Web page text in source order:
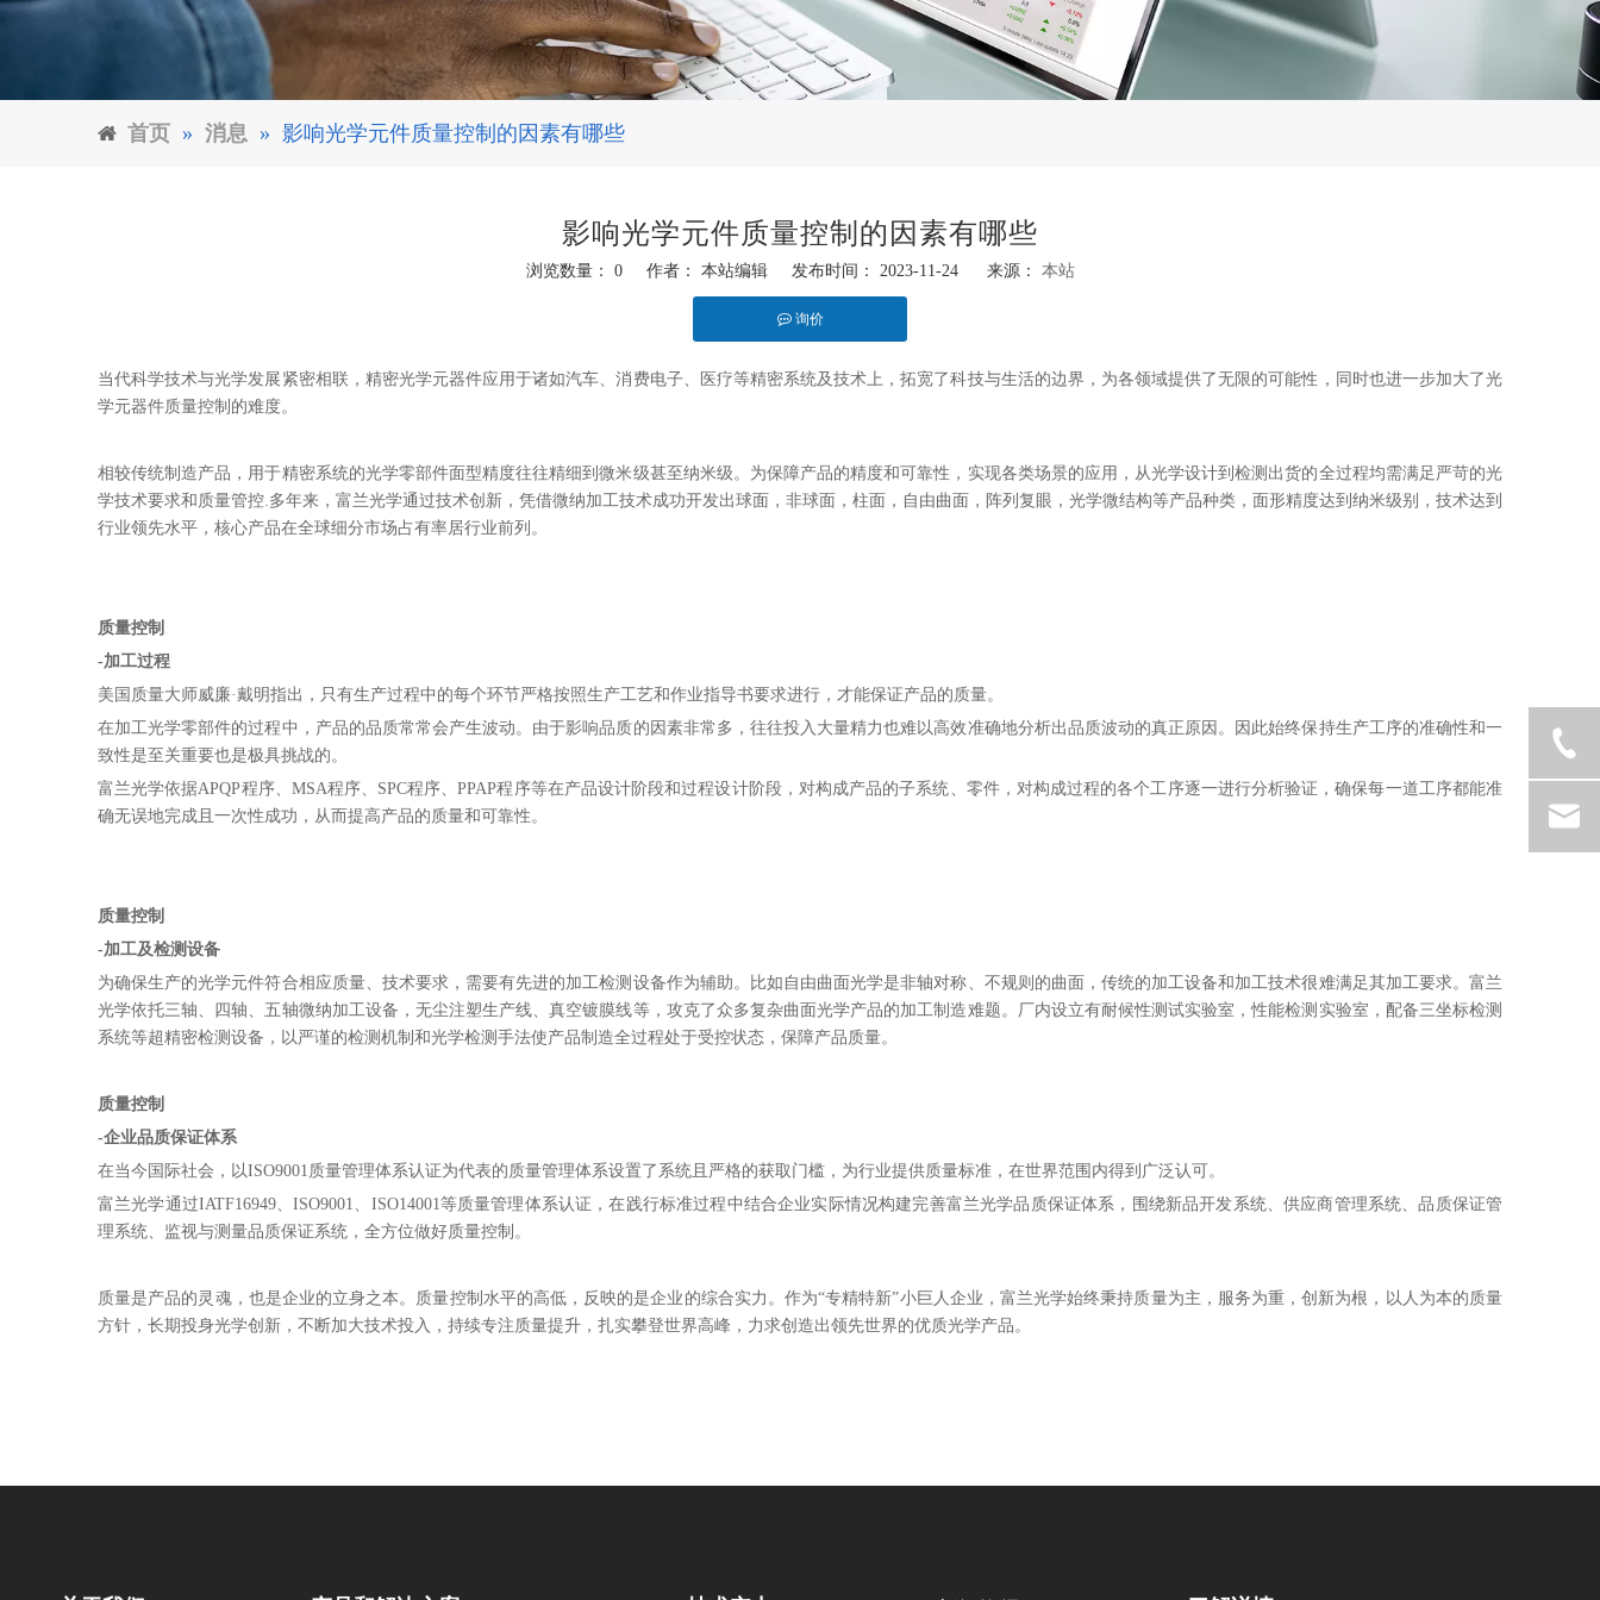
首页 » 消息 » 影响光学元件质量控制的因素有哪些
影响光学元件质量控制的因素有哪些
浏览数量： 0作者： 本站编辑 发布时间： 2023-11-24 来源： 本站
询价
["facebook","twitter","line","wechat","linkedin","pinterest"]
当代科学技术与光学发展紧密相联，精密光学元器件应用于诸如汽车、消费电子、医疗等精密系统及技术上，拓宽了科技与生活的边界，为各领域提供了无限的可能性，同时也进一步加大了光
学元器件质量控制的难度。
相较传统制造产品，用于精密系统的光学零部件面型精度往往精细到微米级甚至纳米级。为保障产品的精度和可靠性，实现各类场景的应用，从光学设计到检测出货的全过程均需满足严苛的光
学技术要求和质量管控.多年来，富兰光学通过技术创新，凭借微纳加工技术成功开发出球面，非球面，柱面，自由曲面，阵列复眼，光学微结构等产品种类，面形精度达到纳米级别，技术达到
行业领先水平，核心产品在全球细分市场占有率居行业前列。
质量控制
-加工过程
美国质量大师威廉·戴明指出，只有生产过程中的每个环节严格按照生产工艺和作业指导书要求进行，才能保证产品的质量。
在加工光学零部件的过程中，产品的品质常常会产生波动。由于影响品质的因素非常多，往往投入大量精力也难以高效准确地分析出品质波动的真正原因。因此始终保持生产工序的准确性和一
致性是至关重要也是极具挑战的。
富兰光学依据APQP程序、MSA程序、SPC程序、PPAP程序等在产品设计阶段和过程设计阶段，对构成产品的子系统、零件，对构成过程的各个工序逐一进行分析验证，确保每一道工序都能准
确无误地完成且一次性成功，从而提高产品的质量和可靠性。
质量控制
-加工及检测设备
为确保生产的光学元件符合相应质量、技术要求，需要有先进的加工检测设备作为辅助。比如自由曲面光学是非轴对称、不规则的曲面，传统的加工设备和加工技术很难满足其加工要求。富兰
光学依托三轴、四轴、五轴微纳加工设备，无尘注塑生产线、真空镀膜线等，攻克了众多复杂曲面光学产品的加工制造难题。 厂内设立有耐候性测试实验室，性能检测实验室，配备三坐标检测
系统等超精密检测设备，以严谨的检测机制和光学检测手法使产品制造全过程处于受控状态，保障产品质量。
质量控制
-企业品质保证体系
在当今国际社会，以ISO9001质量管理体系认证为代表的质量管理体系设置了系统且严格的获取门槛，为行业提供质量标准，在世界范围内得到广泛认可。
富兰光学通过IATF16949、ISO9001、ISO14001等质量管理体系认证，在践行标准过程中结合企业实际情况构建完善富兰光学品质保证体系，围绕新品开发系统、供应商管理系统、品质保证管
理系统、监视与测量品质保证系统，全方位做好质量控制。
质量是产品的灵魂，也是企业的立身之本。质量控制水平的高低，反映的是企业的综合实力。作为“专精特新”小巨人企业，富兰光学始终秉持质量为主，服务为重，创新为根，以人为本的质量
方针，长期投身光学创新，不断加大技术投入，持续专注质量提升，扎实攀登世界高峰，力求创造出领先世界的优质光学产品。